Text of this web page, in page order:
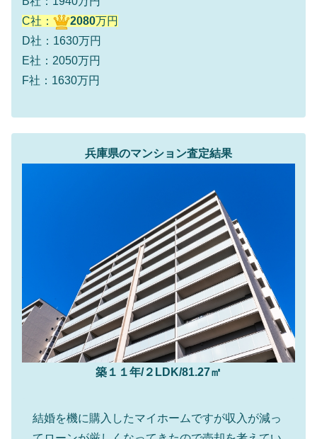
C社：
2080万円
D社：1630万円
E社：2050万円
F社：1630万円
兵庫県のマンション査定結果
築１１年/２LDK/81.27㎡
結婚を機に購入したマイホームですが収入が減っ